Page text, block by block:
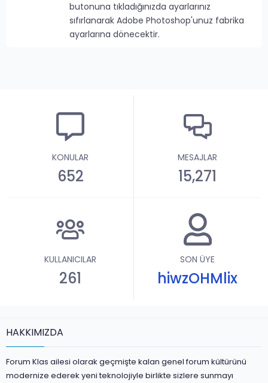
butonuna tıkladığınızda ayarlarınız
sıfırlanarak Adobe Photoshop'unuz fabrika
ayarlarına dönecektir.
KONULAR
652
MESAJLAR
15,271
KULLANICILAR
261
SON ÜYE
hiwzOHMlix
HAKKIMIZDA
Forum Klas ailesi olarak geçmişte kalan genel forum kültürünü
modernize ederek yeni teknolojiyle birlikte sizlere sunmayı